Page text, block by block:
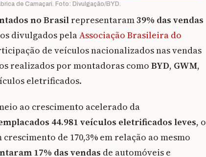
de Camaçari. Foto: Divulgação/BYD.
no Brasil representaram39% das vendas
divulgados pelaAssociação Brasileira do
de veículos nacionalizados nas vendas
realizados por montadoras como BYD, GWM,
eletrificados.
ao crescimento acelerado da
44.981 veículos eletrificados leves, o
de 170,3% em relação ao mesmo
17% das vendas de automóveis e